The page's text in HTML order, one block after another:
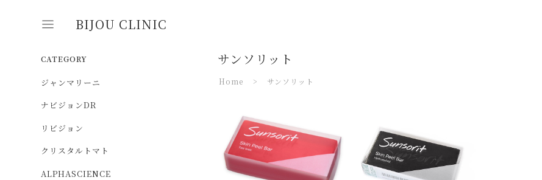
BIJOU CLINIC
CATEGORY
ジャンマリーニ
ナビジョンDR
リビジョン
クリスタルトマト
ALPHASCIENCE
サンソリット
Home サンソリット